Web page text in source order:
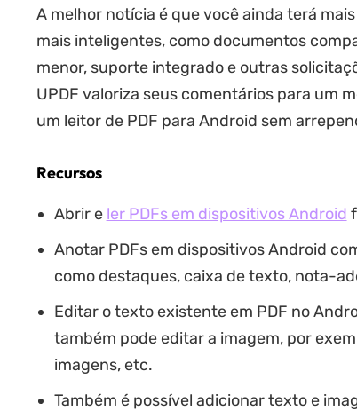
A melhor notícia é que você ainda terá
mais inteligentes, como documentos
menor, suporte integrado e outras
UPDF valoriza seus comentários para um
um leitor de PDF para Android sem
Recursos
Abrir e ler PDFs em dispositivos Android
Anotar PDFs em dispositivos Android
como destaques, caixa de texto, nota-
Editar o texto existente em PDF no
também pode editar a imagem, por
imagens, etc.
Também é possível adicionar texto e